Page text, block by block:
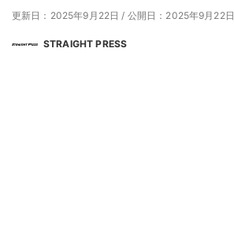
更新日：2025年9月22日 / 公開日：2025年9月22日
STRAIGHT PRESS